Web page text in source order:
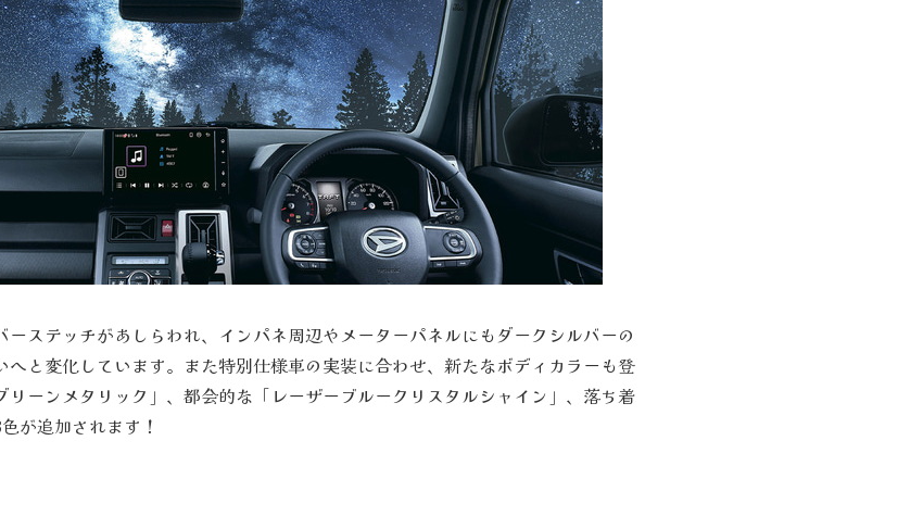
ステッチがあしらわれ、インパネ周辺やメーターパネルにもダークシルバーの
と変化しています。また特別仕様車の実装に合わせ、新たなボディカラーも登
ーンメタリック」、都会的な「レーザーブルークリスタルシャイン」、落ち着
が追加されます！